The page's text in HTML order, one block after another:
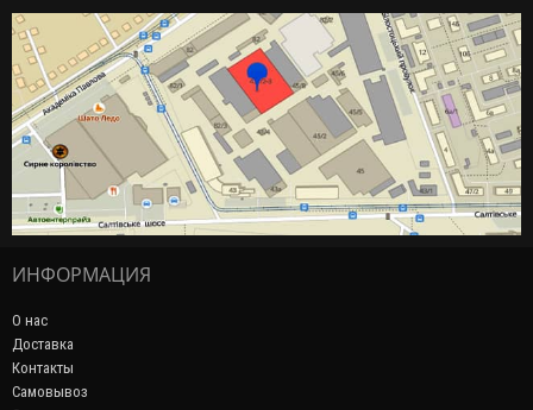
ИНФОРМАЦИЯ
О нас
Доставка
Контакты
Самовывоз